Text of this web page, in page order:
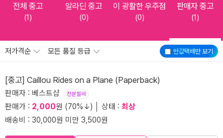
전체 중고
(1)
알라딘 중고
(0)
이 광활한 우주점
(0)
판매자 중고
(1)
반값택배만 보기
저가격순 모든 품질 등급
[중고] Caillou Rides on a Plane (Paperback)
판매자 : 베스트샵 전문셀러
판매가 : 2,000원 (70%↓) │ 상태 : 최상
배송비 : 30,000원 미만 3,500원